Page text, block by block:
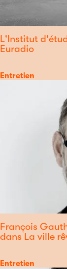
L'Institut
Euradio
Catégorie
Entretien
François
dans La ville
Catégorie
Entretien